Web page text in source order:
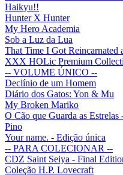
Haikyu!!
Hunter X Hunter
My Hero Academia
Sob a Luz da Lua
That Time I Got Reincarnated
XXX HOLic Premium
-- VOLUME ÚNICO --
Declínio de um Homem
Diário dos Gatos: Yon & Mu
My Broken Mariko
O Cão que Guarda as Estrelas
Pino
Your name. - Edição única
-- PARA COLECIONAR --
CDZ Saint Seiya - Final
Coleção H.P. Lovecraft